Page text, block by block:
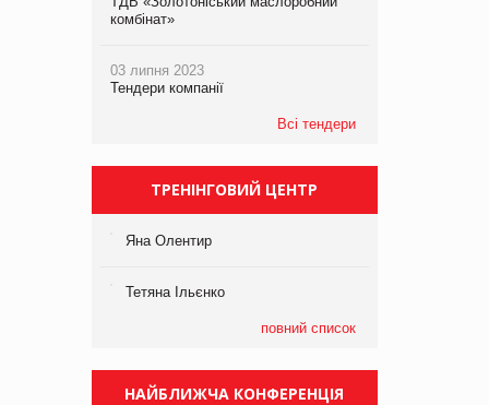
комбінат»
03 липня 2023
Тендери компанії
Всі тендери
ТРЕНІНГОВИЙ ЦЕНТР
Яна Олентир
Тетяна Ільєнко
повний список
НАЙБЛИЖЧА КОНФЕРЕНЦІЯ